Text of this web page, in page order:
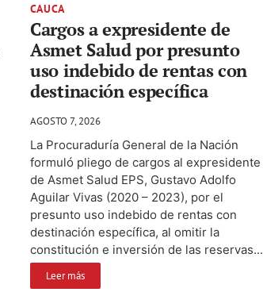
CAUCA
Cargos a expresidente de
Asmet Salud por presunto
uso indebido de rentas con
destinación específica
AGOSTO 7, 2026
La Procuraduría General de la Nación
formuló pliego de cargos al expresidente
de Asmet Salud EPS, Gustavo Adolfo
Aguilar Vivas (2020 – 2023), por el
presunto uso indebido de rentas con
destinación específica, al omitir la
constitución e inversión de las reservas...
Leer más